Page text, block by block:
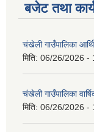
बजेट तथा
चंखेली गाउँपालिका
मिति: 06/26/2026 -
चंखेली गाउँपालिका
मिति: 06/26/2026 -